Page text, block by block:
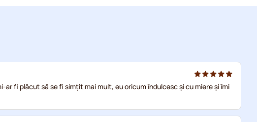
ar fi plăcut să se fi simțit mai mult, eu oricum îndulcesc și cu miere și îmi